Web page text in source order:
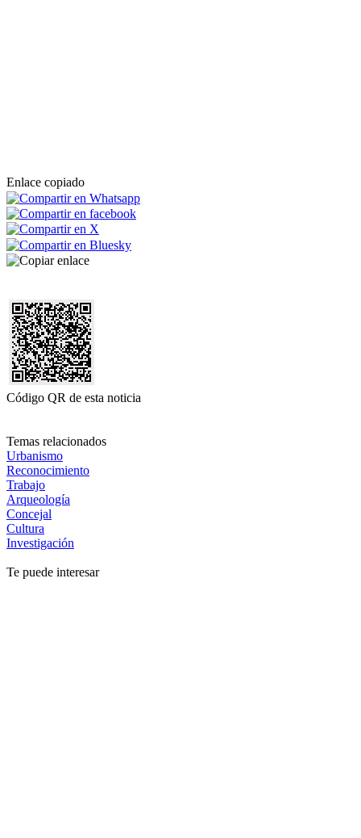
Enlace copiado
Código QR de esta noticia
Temas relacionados
Urbanismo
Reconocimiento
Trabajo
Arqueología
Concejal
Cultura
Investigación
Te puede interesar